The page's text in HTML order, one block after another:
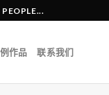
作品 联系我们